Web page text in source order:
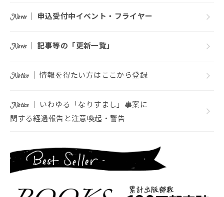
News ｜ 申込受付中イベント・フライヤー
News ｜ 記事等の「更新一覧」
Notice｜ 情報を得たい方はここから登録
Notice｜ いわゆる「なりすまし」事案に
関する経過報告と注意喚起・警告